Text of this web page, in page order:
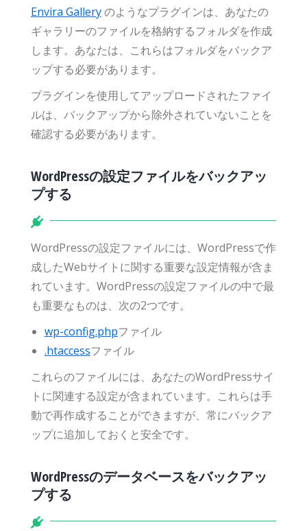
Envira Galleryのようなプラグインは、あなたの
ギャラリーのファイルを格納するフォルダを作成
します。あなたは、これらはフォルダをバックア
ップする必要があります。
プラグインを使用してアップロードされたファイ
ルは、バックアップから除外されていないことを
確認する必要があります。
WordPressの設定ファイルをバックアッ
プする
WordPressの設定ファイルには、WordPressで作
成したWebサイトに関する重要な設定情報が含ま
れています。WordPressの設定ファイルの中で最
も重要なものは、次の2つです。
wp-config.phpファイル
.htaccessファイル
これらのファイルには、あなたのWordPressサイ
トに関連する設定が含まれています。これらは手
動で再作成することができますが、常にバックア
ップに追加しておくと安全です。
WordPressのデータベースをバックアッ
プする